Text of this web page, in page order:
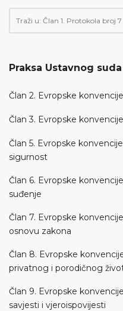
Praksa Ustavnog suda
Član 2. Evropske
Član 3. Evropske
Član 5. Evropske
sigurnost
Član 6. Evropske
suđenje
Član 7. Evropske
osnovu zakona
Član 8. Evropske
privatnog i porodičnog
Član 9. Evropske
savjesti i vjeroispovijesti